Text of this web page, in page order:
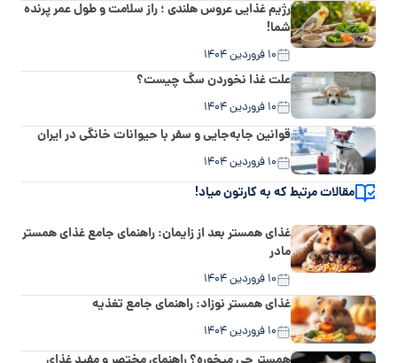
رژیم غذایی عروس هلندی ؛ راز سلامت و طول عمر پرنده
شما!
۱۰ فروردین ۱۴۰۴
علت غذا نخوردن سگ چیست؟
۱۰ فروردین ۱۴۰۴
قوانین جابه‌جایی و سفر با حیوانات خانگی در ایران
۱۰ فروردین ۱۴۰۴
مقالات مرتبط که به کارتون میاد!
غذای همستر بعد از زایمان: راهنمای جامع غذای همستر
مادر
۱۰ فروردین ۱۴۰۴
غذای همستر نوزاد: راهنمای جامع تغذیه
۱۰ فروردین ۱۴۰۴